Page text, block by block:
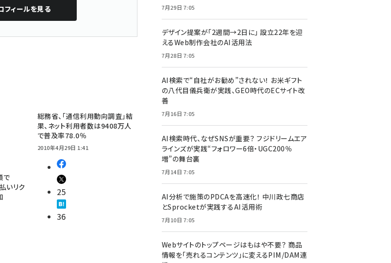
フィールを見る
で
いリク
総務省、「通信利用動向調査」結
果、ネット利用者数は9408万人
で普及率78.0％
2010年4月29日 1:41
25
36
7月29日 7:05
デザイン提案が「2週間→2日に」 設立22年を迎
えるWeb制作会社のAI活用法
7月28日 7:05
AI検索で“自社がお勧め”されない！ お米ギフト
の八代目儀兵衛が実践、GEO時代のECサイト改
善
7月16日 7:05
AI検索時代、なぜSNSが重要？ フジドリームエア
ラインズが実践“フォロワー6倍・UGC200％
増”の舞台裏
7月14日 7:05
AI分析で施策のPDCAを高速化！ 中川政七商店
とSprocketが実践するAI活用術
7月10日 7:05
Webサイトのトップページはもはや不要？ 商品
情報を「売れるコンテンツ」に変えるPIM/DAM連